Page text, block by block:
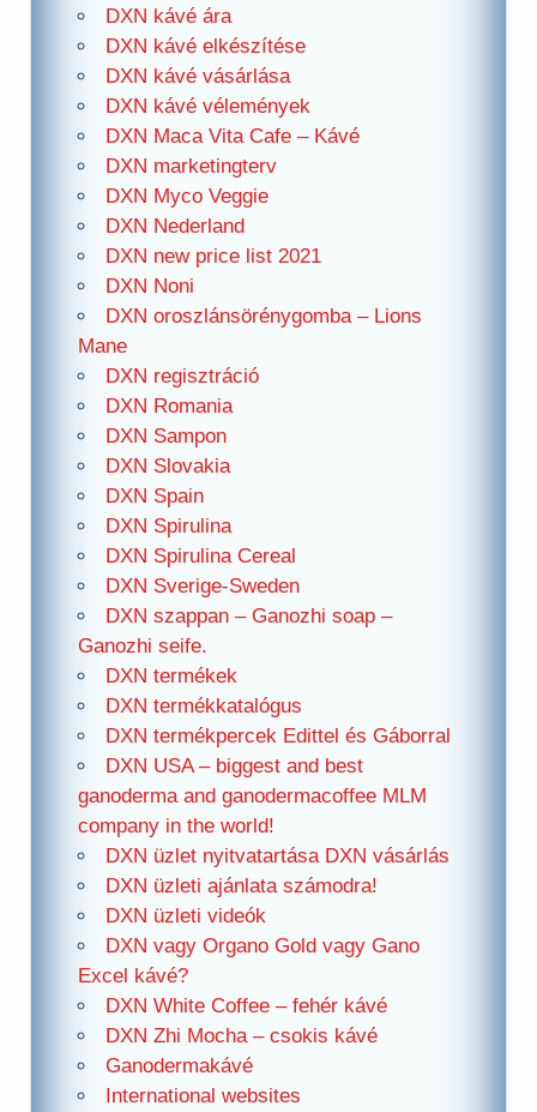
DXN kávé ára
DXN kávé elkészítése
DXN kávé vásárlása
DXN kávé vélemények
DXN Maca Vita Cafe – Kávé
DXN marketingterv
DXN Myco Veggie
DXN Nederland
DXN new price list 2021
DXN Noni
DXN oroszlánsörénygomba – Lions
Mane
DXN regisztráció
DXN Romania
DXN Sampon
DXN Slovakia
DXN Spain
DXN Spirulina
DXN Spirulina Cereal
DXN Sverige-Sweden
DXN szappan – Ganozhi soap –
Ganozhi seife.
DXN termékek
DXN termékkatalógus
DXN termékpercek Edittel és Gáborral
DXN USA – biggest and best
ganoderma and ganodermacoffee MLM
company in the world!
DXN üzlet nyitvatartása DXN vásárlás
DXN üzleti ajánlata számodra!
DXN üzleti videók
DXN vagy Organo Gold vagy Gano
Excel kávé?
DXN White Coffee – fehér kávé
DXN Zhi Mocha – csokis kávé
Ganodermakávé
International websites